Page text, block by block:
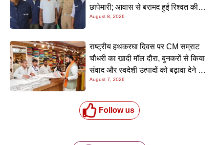
छापेमारी; आवास से बरामद हुई रिश्वत की
रकम
August 8, 2026
राष्ट्रीय हथकरघा दिवस पर CM सम्राट
चौधरी का खादी मॉल दौरा, बुनकरों से किया
संवाद और स्वदेशी उत्पादों को बढ़ावा देने की
अपील
August 7, 2026
Follow us